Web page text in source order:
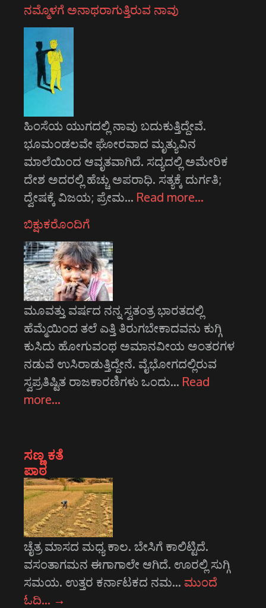
ನಮ್ಮೊಳಗೆ ಅನಾಥರಾಗುತ್ತಿರುವ ನಾವು
ಹಿಂಸೆಯ ಯುಗದಲ್ಲಿ ನಾವು ಬದುಕುತ್ತಿದ್ದೇವೆ.
ಭೂಮಂಡಲವೇ ಘೋರವಾದ ಮೃತ್ಯುವಿನ
ಮಾಲೆಯಿಂದ ಆವೃತವಾಗಿದೆ. ಸದ್ಯದಲ್ಲಿ ಅಮೇರಿಕ
ದೇಶ ಅದರಲ್ಲಿ ಹೆಚ್ಚು ಅಪರಾಧಿ. ಸತ್ಯಕ್ಕೆ ದುರ್ಗತಿ;
ದ್ವೇಷಕ್ಕೆ ವಿಜಯ; ಪ್ರೇಮ… Read more…
ಬಿಕ್ಷುಕರೊಂದಿಗೆ
ಮೂವತ್ತು ವರ್ಷದ ನನ್ನ ಸ್ವತಂತ್ರ ಭಾರತದಲ್ಲಿ
ಹೆಮ್ಮೆಯಿಂದ ತಲೆ ಎತ್ತಿ ತಿರುಗಬೇಕಾದವನು ಕುಗ್ಗಿ
ಕುಸಿದು ಹೋಗುವಂಥ ಅಮಾನವೀಯ ಅಂತರಗಳ
ನಡುವೆ ಉಸಿರಾಡುತ್ತಿದ್ದೇನೆ. ವೈಭೋಗದಲ್ಲಿರುವ
ಸ್ವಪ್ರತಿಷ್ಟಿತ ರಾಜಕಾರಣಿಗಳು ಒಂದು… Read
more…
ಸಣ್ಣ ಕತೆ
ಪಾಠ
ಚೈತ್ರ ಮಾಸದ ಮಧ್ಯ ಕಾಲ. ಬೇಸಿಗೆ ಕಾಲಿಟ್ಟಿದೆ.
ವಸಂತಾಗಮನ ಈಗಾಗಾಲೇ ಆಗಿದೆ. ಊರಲ್ಲಿ ಸುಗ್ಗಿ
ಸಮಯ. ಉತ್ತರ ಕರ್ನಾಟಕದ ನಮ… ಮುಂದೆ
ಓದಿ… →